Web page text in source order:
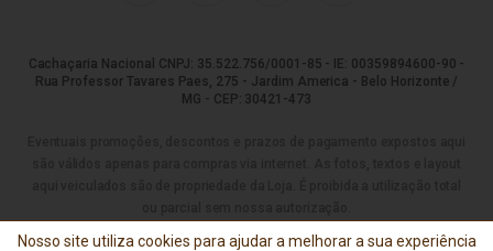
Cachaçaria Nacional CNPJ: 35.522.756/0001-85 - IE: 00359894600-90 -
Rua Professor Tavares Paes, 275 - Jardim America - Belo Horizonte /
MG - CEP: 30421-473
Nosso site utiliza cookies para ajudar a melhorar a sua experiência